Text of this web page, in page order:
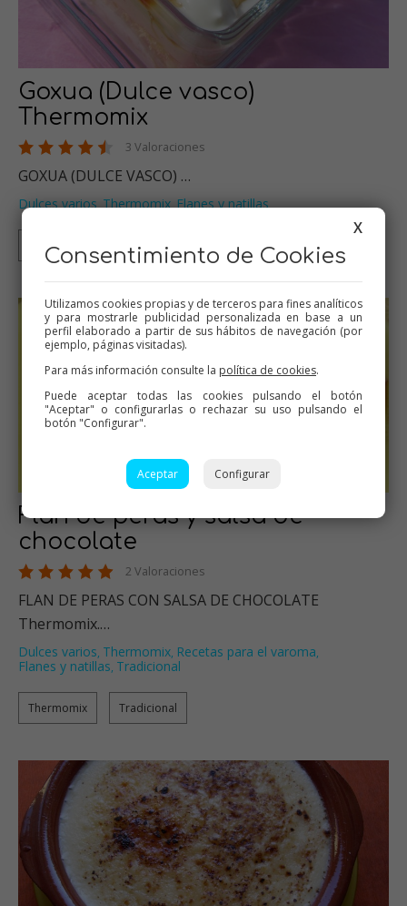
Goxua (Dulce vasco)
Thermomix
3 Valoraciones
GOXUA (DULCE VASCO) …
Dulces varios,Thermomix,Flanes y natillas
Thermomix
Flan de peras y salsa de
chocolate
2 Valoraciones
FLAN DE PERAS CON SALSA DE CHOCOLATE
Thermomix.…
Dulces varios, Thermomix, Recetas para el varoma,
Flanes y natillas, Tradicional
Thermomix Tradicional
X
Consentimiento de Cookies
Utilizamos cookies propias y de terceros para fines analíticos
y para mostrarle publicidad personalizada en base a un
perfil elaborado a partir de sus hábitos de navegación (por
ejemplo, páginas visitadas).
Para más información consulte la política de cookies.
Puede aceptar todas las cookies pulsando el botón
"Aceptar" o configurarlas o rechazar su uso pulsando el
botón "Configurar".
Aceptar Configurar